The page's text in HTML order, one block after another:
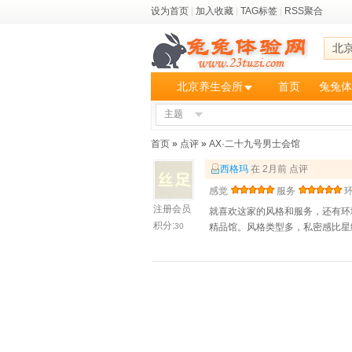
设为首页 加入收藏 TAG标签 RSS聚合
北
北京养生会所 首页 兔兔
主题
首页 » 点评 » AX·二十九号男士会馆
注册会员
积分:30
西格玛 在 2月前 点评
感觉
服务
就喜欢这家的风格和服务，还有
精品馆。风格类型多，私密感比